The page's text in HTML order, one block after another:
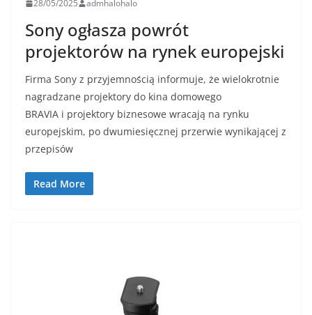
28/05/2025 admhalohalo
Sony ogłasza powrót
projektorów na rynek europejski
Firma Sony z przyjemnością informuje, że wielokrotnie
nagradzane projektory do kina domowego
BRAVIA i projektory biznesowe wracają na rynku
europejskim, po dwumiesięcznej przerwie wynikającej z
przepisów
Read More